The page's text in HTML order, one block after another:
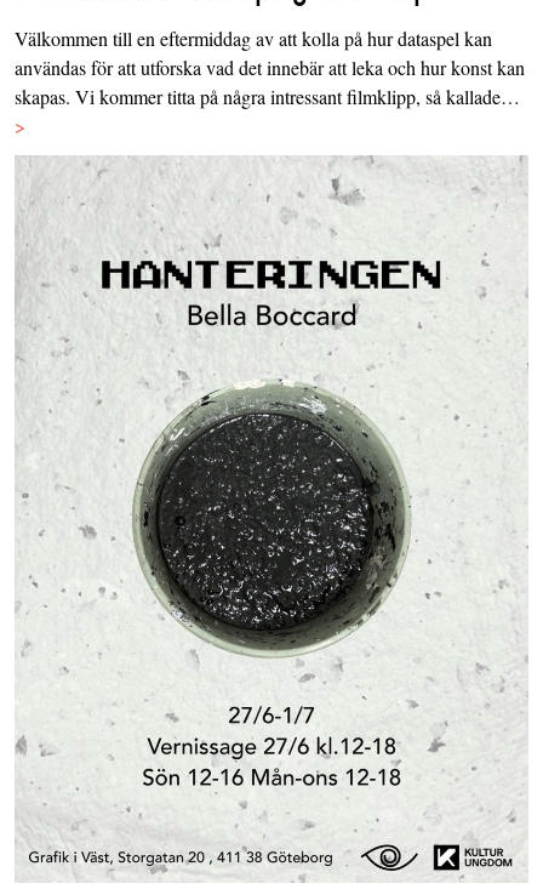
Välkommen till en eftermiddag av att kolla på hur dataspel kan
användas för att utforska vad det innebär att leka och hur konst kan
skapas. Vi kommer titta på några intressant filmklipp, så kallade…
>